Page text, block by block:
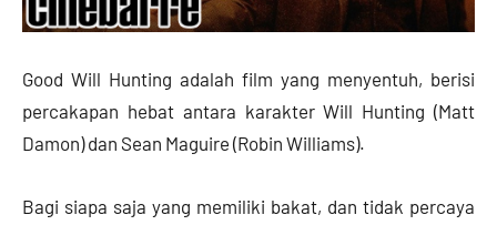
Good Will Hunting adalah film yang menyentuh, berisi
percakapan hebat antara karakter Will Hunting (Matt
Damon) dan Sean Maguire (Robin Williams).
Bagi siapa saja yang memiliki bakat, dan tidak percaya